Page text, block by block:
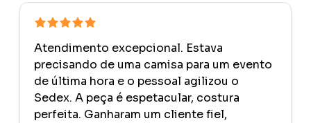
Atendimento excepcional. Estava
precisando de uma camisa para um evento
de última hora e o pessoal agilizou o
Sedex. A peça é espetacular, costura
perfeita. Ganharam um cliente fiel,